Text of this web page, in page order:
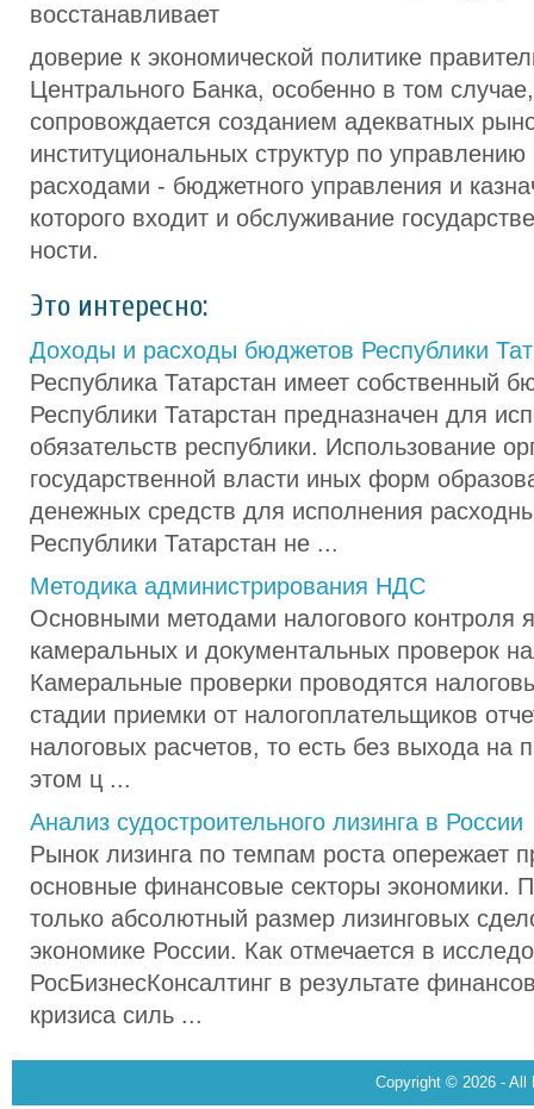
восстанавливает
доверие к экономической политике
Центрального Банка, особенно в том
сопровождается созданием адекватных
институциональных структур по
расходами - бюджетного управления и
которого входит и обслуживание
ности.
Это интересно:
Доходы и расходы бюджетов Республики
Республика Татарстан имеет собственный
Республики Татарстан предназначен для
обязательств республики. Использование
государственной власти иных форм
денежных средств для исполнения
Республики Татарстан не ...
Методика администрирования НДС
Основными методами налогового контроля
камеральных и документальных проверок
Камеральные проверки проводятся
стадии приемки от налогоплательщиков
налоговых расчетов, то есть без выхода на
этом ц ...
Анализ судостроительного лизинга в России
Рынок лизинга по темпам роста опережает
основные финансовые секторы экономики.
только абсолютный размер лизинговых
экономике России. Как отмечается в
РосБизнесКонсалтинг в результате
кризиса силь ...
Copyright © 2026 - All